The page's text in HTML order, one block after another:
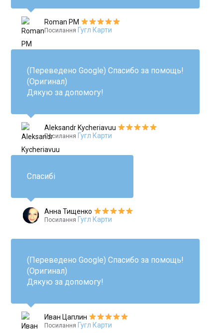
Roman PM
Посилання Гугл Карти
(Переведено Google) Спасибо за помощь!
(Оригинал)
Дякую за допомогу!
Aleksandr Kycheriavuu
Посилання Гугл Карти
Спасибі
Анна Тищенко
Посилання Гугл Карти
(Переведено Google) Спасибо за помощь!
(Оригинал)
Дякую за допомогу!
Иван Цаплин
Посилання Гугл Карти